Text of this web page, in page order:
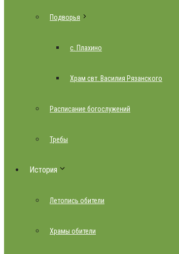
Подворья
с. Плахино
Храм свт. Василия Рязанского
Расписание богослужений
Требы
История
Летопись обители
Храмы обители